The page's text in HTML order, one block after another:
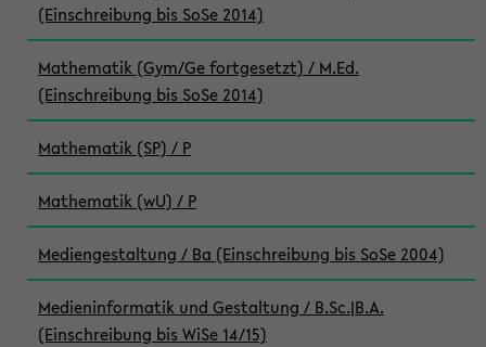
(Einschreibung bis SoSe 2014)
Mathematik (Gym/Ge fortgesetzt) / M.Ed.
(Einschreibung bis SoSe 2014)
Mathematik (SP) / P
Mathematik (wU) / P
Mediengestaltung / Ba (Einschreibung bis SoSe 2004)
Medieninformatik und Gestaltung / B.Sc.|B.A.
(Einschreibung bis WiSe 14/15)